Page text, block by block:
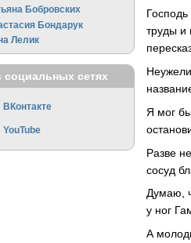
труды и
Я мог
Разве
сосуд
Думаю,
у ног
А
Бобровских
Бондарук
Лелик
сетях
ВКонтакте
YouTube